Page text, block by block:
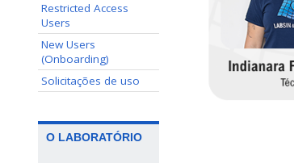
Restricted Access
Users
New Users
(Onboarding)
Solicitações de uso
O LABORATÓRIO